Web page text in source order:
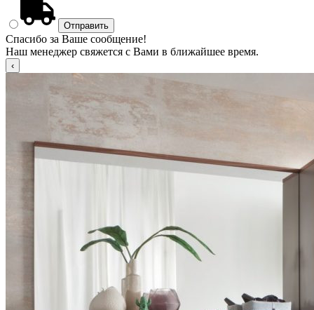
Спасибо за Ваше сообщение!
Наш менеджер свяжется с Вами в ближайшее время.